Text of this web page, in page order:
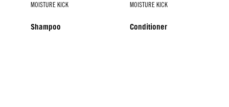
MOISTURE KICK
Shampoo
MOISTURE KICK
Conditioner